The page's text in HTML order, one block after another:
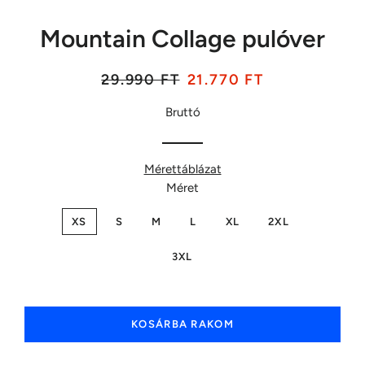
Mountain Collage pulóver
Listaár
29.990 FT Akciós
21.770 FT
Bruttó
Mérettáblázat
Méret
XS S M L XL 2XL
3XL
KOSÁRBA RAKOM